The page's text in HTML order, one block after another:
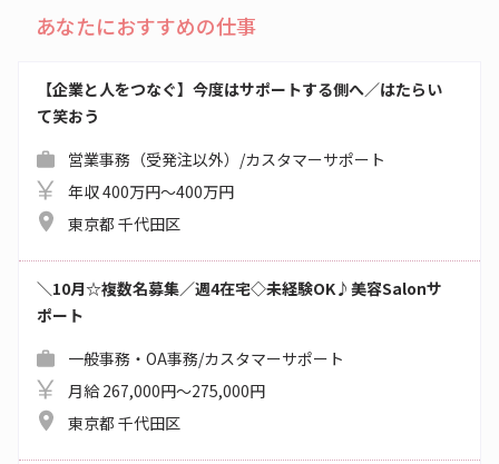
あなたにおすすめの仕事
【企業と人をつなぐ】今度はサポートする側へ／はたらい
て笑おう
営業事務（受発注以外）/カスタマーサポート
年収 400万円～400万円
東京都 千代田区
＼10月☆複数名募集／週4在宅◇未経験OK♪美容Salonサ
ポート
一般事務・OA事務/カスタマーサポート
月給 267,000円～275,000円
東京都 千代田区